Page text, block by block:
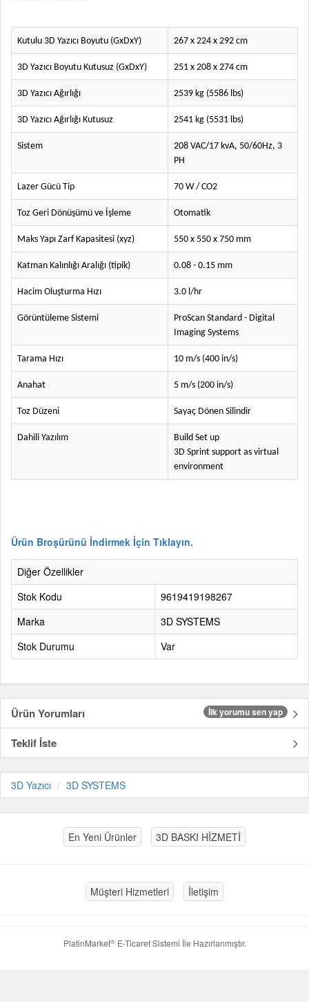
Kutulu 3D Yazıcı Boyutu (GxDxY) 267 x 224 x 292 cm
3D Yazıcı Boyutu Kutusuz (GxDxY) 251 x 208 x 274 cm
3D Yazıcı Ağırlığı 2539 kg (5586 lbs)
3D Yazıcı Ağırlığı Kutusuz 2541 kg (5531 lbs)
Sistem
208 VAC/17 kvA, 50/60Hz, 3
PH
Lazer Gücü Tip 70 W / CO2
Toz Geri Dönüşümü ve İşleme Otomatik
Maks Yapı Zarf Kapasitesi (xyz) 550 x 550 x 750 mm
Katman Kalınlığı Aralığı (tipik) 0.08 - 0.15 mm
Hacim Oluşturma Hızı 3.0 l/hr
Görüntüleme Sistemi
ProScan Standard - Digital
Imaging Systems
Tarama Hızı 10 m/s (400 in/s)
Anahat 5 m/s (200 in/s)
Toz Düzeni Sayaç Dönen Silindir
Dahili Yazılım
Build Set up
3D Sprint support as virtual
environment
Ürün Broşürünü İndirmek İçin Tıklayın.
Diğer Özellikler
Stok Kodu
9619419198267
Marka
3D SYSTEMS
Stok Durumu
Var
Ürün Yorumları İlk yorumu sen yap
Teklif İste
3D Yazıcı 3D SYSTEMS
En Yeni Ürünler 3D BASKI HİZMETİ
Müşteri Hizmetleri İletişim
PlatinMarket®E-Ticaret Sistemi İle Hazırlanmıştır.